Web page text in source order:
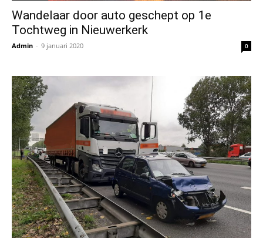
Wandelaar door auto geschept op 1e
Tochtweg in Nieuwerkerk
Admin - 9 januari 2020 0